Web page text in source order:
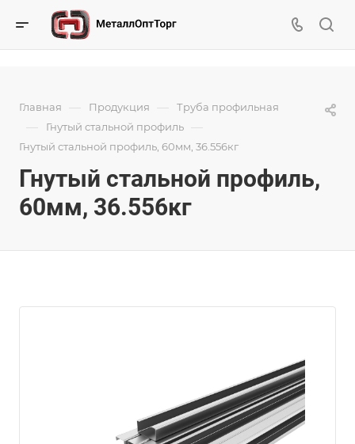
Главная — Продукция — Труба профильная
— Гнутый стальной профиль —
Гнутый стальной профиль, 60мм, 36.556кг
Гнутый стальной профиль,
60мм, 36.556кг